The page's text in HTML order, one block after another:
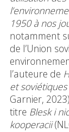
1950 à nos
notamment
de l’Union
l’auteure de
et
Garnier,
titre Blesk i
kooperacii